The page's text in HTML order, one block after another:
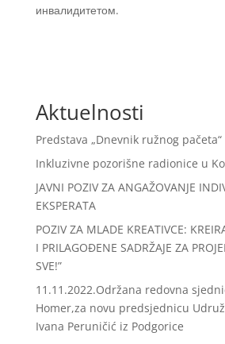
инвалидитетом.
Aktuelnosti
Predstava „Dnevnik ružnog
Inkluzivne pozorišne radionice u
JAVNI POZIV ZA ANGAŽOVANJE
EKSPERATA
POZIV ZA MLADE KREATIVCE:
I PRILAGOĐENE SADRŽAJE ZA
SVE!”
11.11.2022.Održana redovna
Homer,za novu predsjednicu
Ivana Peruničić iz Podgorice